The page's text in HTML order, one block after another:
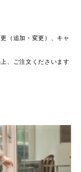
（追加・変更）、キャ
、ご注文くださいます